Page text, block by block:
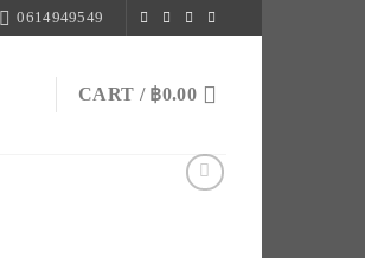
0614949549
CART / ฿0.00